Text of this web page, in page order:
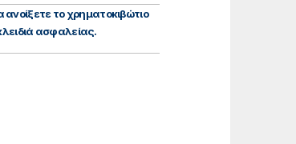
ανοίξετε το χρηματοκιβώτιο
ασφαλείας.